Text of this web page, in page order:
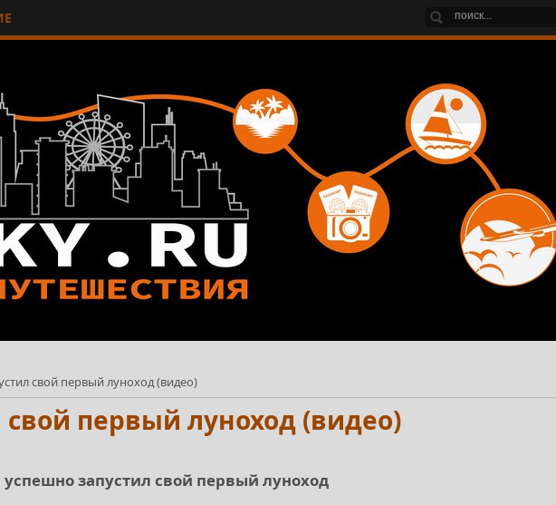
свой первый луноход (видео)
первый луноход (видео)
успешно запустил свой первый луноход